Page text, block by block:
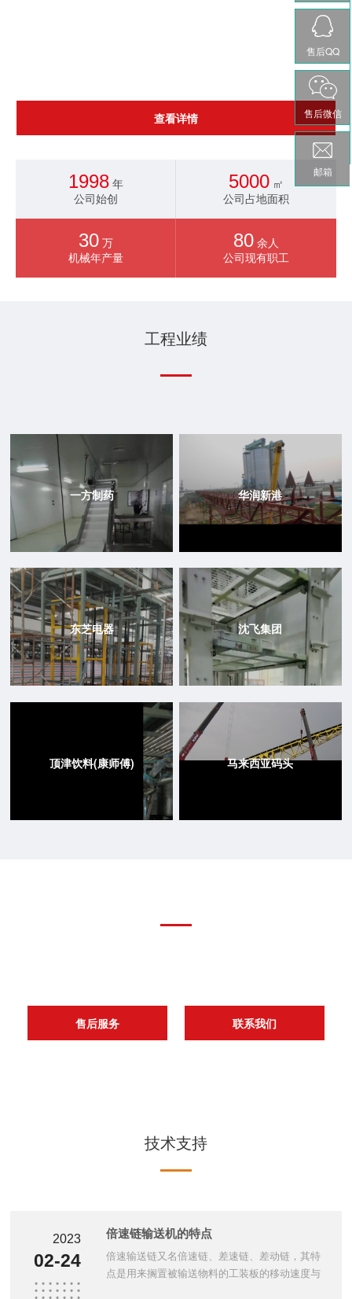
里，北临321国道（广佛新干线）及广佛高速沙贝出入口，交通方
便，地理位置优越。1998年建厂，主要从事各式输送设备，液压
设备，非标自动化设备的设计、制造、安装调试及维护工作。现有
查看详情
1998 年
公司始创
5000 ㎡
公司占地面积
30 万
机械年产量
80 余人
公司现有职工
工程业绩
一方制药 华润新港
东芝电器 沈飞集团
顶津饮料(康师傅) 马来西亚码头
售后服务 联系我们
技术支持
2023
02-24
倍速链输送机的特点
倍速输送链又名倍速链、差速链、差动链，其特
点是用来搁置被输送物料的工装板的移动速度与
售后QQ
售后微信
邮箱